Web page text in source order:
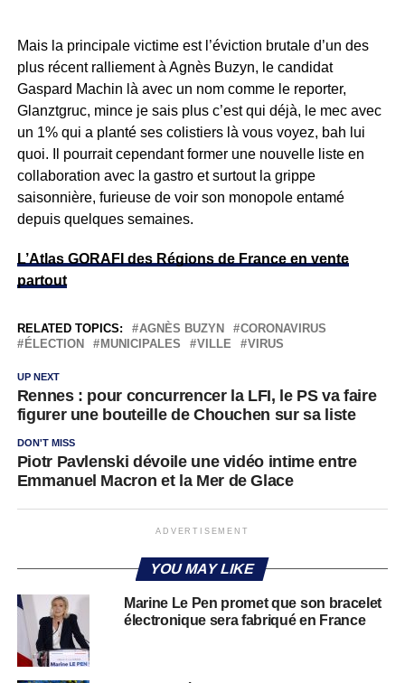
Mais la principale victime est l’éviction brutale d’un des
plus récent ralliement à Agnès Buzyn, le candidat
Gaspard Machin là avec un nom comme le reporter,
Glanztgruc, mince je sais plus c’est qui déjà, le mec avec
un 1% qui a planté ses colistiers là vous voyez, bah lui
quoi. Il pourrait cependant former une nouvelle liste en
collaboration avec la gastro et surtout la grippe
saisonnière, furieuse de voir son monopole entamé
depuis quelques semaines.
L’Atlas GORAFI des Régions de France en vente
partout
RELATED TOPICS: AGNÈS BUZYN
CORONAVIRUS
ÉLECTION
MUNICIPALES VILLE VIRUS
UP NEXT
Rennes : pour concurrencer la LFI, le PS va faire
figurer une bouteille de Chouchen sur sa liste
DON'T MISS
Piotr Pavlenski dévoile une vidéo intime entre
Emmanuel Macron et la Mer de Glace
ADVERTISEMENT
YOU MAY LIKE
Marine Le Pen promet que son bracelet
électronique sera fabriqué en France